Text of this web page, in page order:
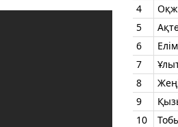
4
5
6
7
8
9
10